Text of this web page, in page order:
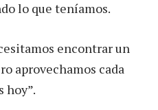
lo que teníamos.
encontrar un
aprovechamos cada
hoy”.